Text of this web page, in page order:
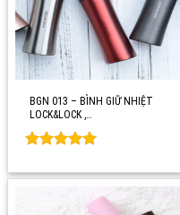
BGN 013 – BÌNH GIỮ NHIỆT
LOCK&LOCK ,…
out of 5